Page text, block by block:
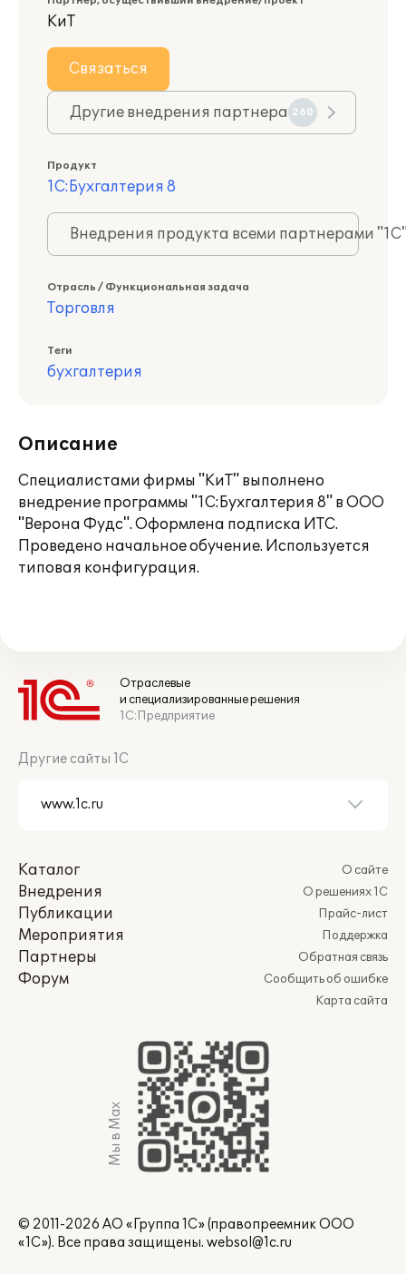
КиТ
Связаться
Другие внедрения партнера 260
Продукт
1С:Бухгалтерия 8
Внедрения продукта всеми партнерами
Отрасль / Функциональная задача
Торговля
Теги
бухгалтерия
Описание
Специалистами фирмы "КиТ" выполнено
внедрение программы "1С:Бухгалтерия 8" в ООО
"Верона Фудс". Оформлена подписка ИТС.
Проведено начальное обучение. Используется
типовая конфигурация.
Отраслевые
и специализированные решения
1С:Предприятие
Другие сайты 1С
Каталог
Внедрения
Публикации
Мероприятия
Партнеры
Форум
О сайте
О решениях 1С
Прайс-лист
Поддержка
Обратная связь
Сообщить об ошибке
Карта сайта
Мы в Max
© 2011-2026 АО «Группа 1С» (правопреемник ООО
«1С»). Все права защищены. websol@1c.ru